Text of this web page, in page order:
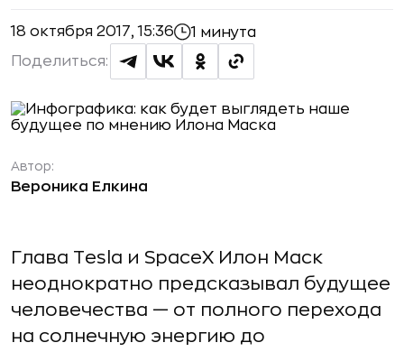
18 октября 2017, 15:36 1 минута
Поделиться:
Автор:
Вероника Елкина
Глава Tesla и SpaceX Илон Маск
неоднократно предсказывал будущее
человечества — от полного перехода
на солнечную энергию до